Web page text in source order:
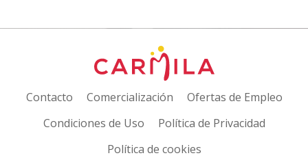
Contacto Comercialización
Ofertas de Empleo
Condiciones de Uso
Política de Privacidad
Política de cookies